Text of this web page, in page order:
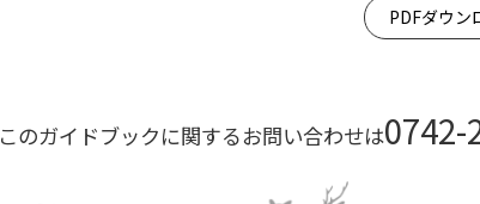
PDFダウン
このガイドブックに関するお問い合わせは0742-